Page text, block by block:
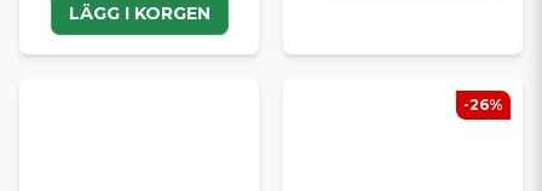
LÄGG I KORGEN
-26%